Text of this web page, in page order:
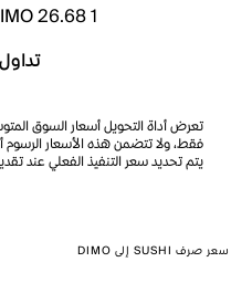
1
26.68
تعرض أداة التحويل أسعار السوق
فقط، ولا تتضمن هذه الأسعار الرسوم
يتم تحديد سعر التنفيذ الفعلي عند
سعر صرف SUSHI إلى DIMO